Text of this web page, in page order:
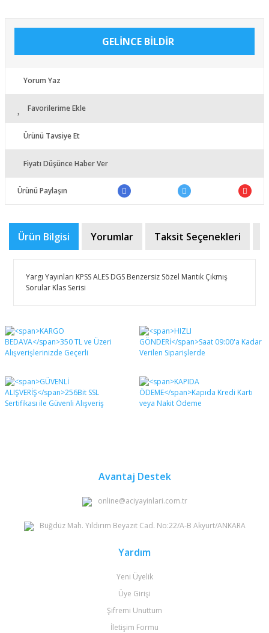
GELİNCE BİLDİR
Yorum Yaz
Favorilerime Ekle
Ürünü Tavsiye Et
Fiyatı Düşünce Haber Ver
Ürünü Paylaşın
Ürün Bilgisi Yorumlar Taksit Seçenekleri
​​Yargı Yayınları KPSS ALES DGS Benzersiz Sözel Mantık Çıkmış
Sorular Klas Serisi
Bu ürüne ilk yorumu siz yapın!
Yorum Yaz
Bu ürünün fiyat bilgisi, resim, ürün açıklamalarında ve
diğer konularda yetersiz gördüğünüz noktaları öneri
formunu kullanarak tarafımıza iletebilirsiniz.
Görüş ve önerileriniz için teşekkür ederiz.
Ürün resmi kalitesiz, bozuk veya görüntülenemiyor.
Ürün açıklamasında eksik bilgiler bulunuyor.
Avantaj Destek
online@aciyayinlari.com.tr
Büğdüz Mah. Yıldırım Beyazıt Cad. No:22/A-B Akyurt/ANKARA
Yardım
Yeni Üyelik
Üye Girişi
Şifremi Unuttum
İletişim Formu